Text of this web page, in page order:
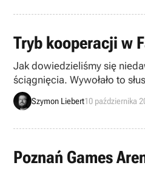
Tryb kooperacji w
Jak dowiedzieliśmy się
ściągnięcia. Wywołało to
wprowadzająca tę opcję
Szymon Liebert10 października
Poznań Games